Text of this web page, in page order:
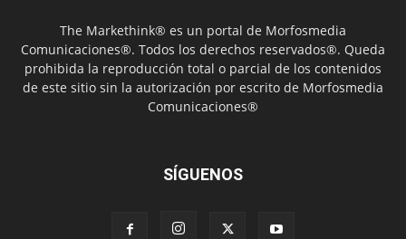
The Markethink® es un portal de Morfosmedia
Comunicaciones®. Todos los derechos reservados®. Queda
prohibida la reproducción total o parcial de los contenidos
de este sitio sin la autorización por escrito de Morfosmedia
Comunicaciones®
SÍGUENOS